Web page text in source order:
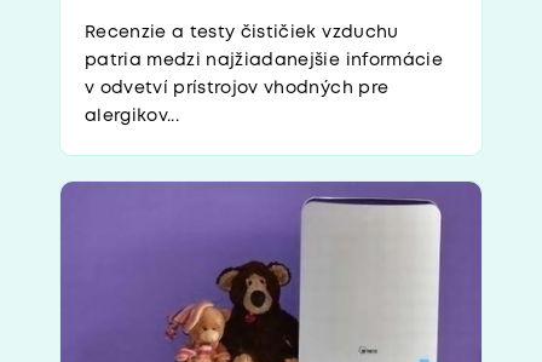
Recenzie a testy čističiek vzduchu
patria medzi najžiadanejšie informácie
v odvetví prístrojov vhodných pre
alergikov...